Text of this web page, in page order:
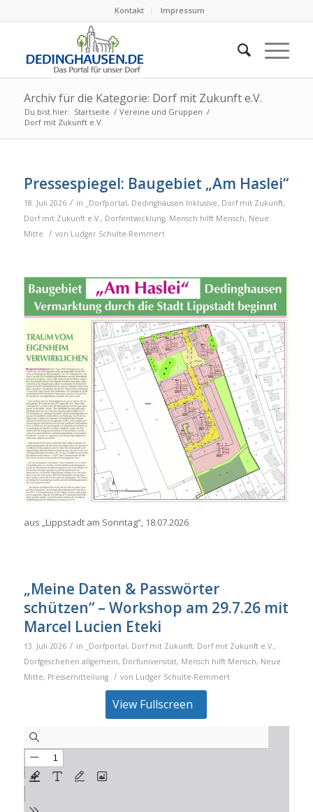
Kontakt Impressum
Archiv für die Kategorie: Dorf mit Zukunft e.V.
Du bist hier: Startseite / Vereine und Gruppen /
Dorf mit Zukunft e.V.
Pressespiegel: Baugebiet „Am Haslei“
18. Juli 2026 / in _Dorfportal, Dedinghausen Inklusive, Dorf mit Zukunft,
Dorf mit Zukunft e.V., Dorfentwicklung, Mensch hilft Mensch, Neue
Mitte
/ von Ludger Schulte-Remmert
aus „Lippstadt am Sonntag“, 18.07.2026
„Meine Daten & Passwörter
schützen“ – Workshop am 29.7.26 mit
Marcel Lucien Eteki
13. Juli 2026 / in _Dorfportal, Dorf mit Zukunft, Dorf mit Zukunft e.V. ,
Dorfgeschehen allgemein, Dorfuniversität, Mensch hilft Mensch, Neue
Mitte, Pressemitteilung / von Ludger Schulte-Remmert
View Fullscreen